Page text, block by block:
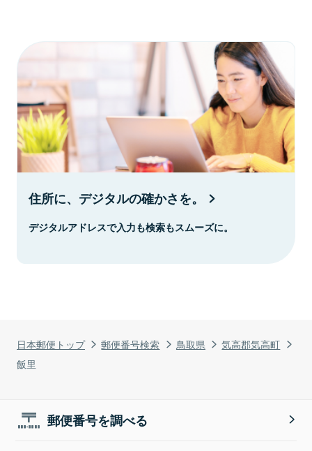
日本郵便トップ 郵便番号検索 鳥取県
気高郡気高町
飯里
住所に、デジタルの確かさを。
デジタルアドレスで入力も検索もスムーズに。
郵便番号を調べる